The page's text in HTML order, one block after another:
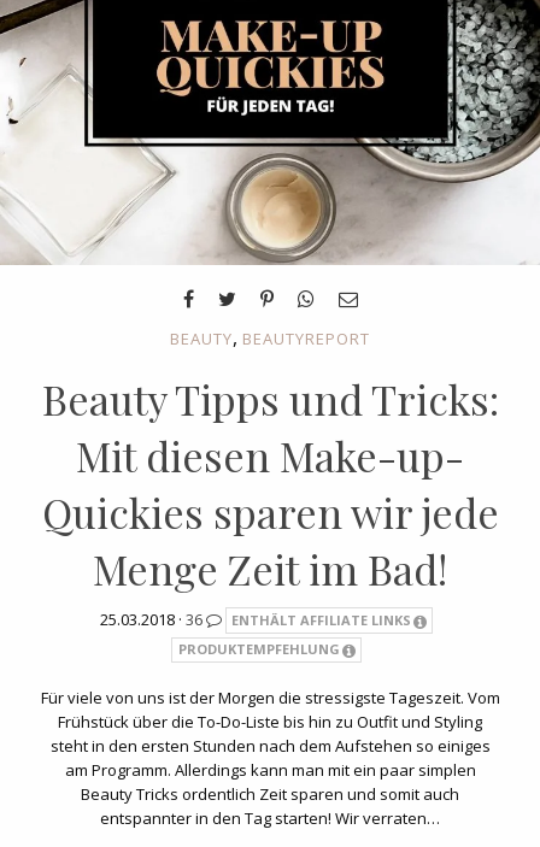
BEAUTY, BEAUTYREPORT
Beauty Tipps und Tricks:
Mit diesen Make-up-
Quickies sparen wir jede
Menge Zeit im Bad!
25.03.2018 · 36
ENTHÄLT AFFILIATE LINKS
PRODUKTEMPFEHLUNG
Für viele von uns ist der Morgen die stressigste Tageszeit. Vom
Frühstück über die To-Do-Liste bis hin zu Outfit und Styling
steht in den ersten Stunden nach dem Aufstehen so einiges
am Programm. Allerdings kann man mit ein paar simplen
Beauty Tricks ordentlich Zeit sparen und somit auch
entspannter in den Tag starten! Wir verraten…